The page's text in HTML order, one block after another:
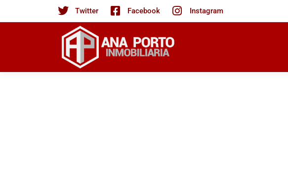
Twitter Facebook Instagram